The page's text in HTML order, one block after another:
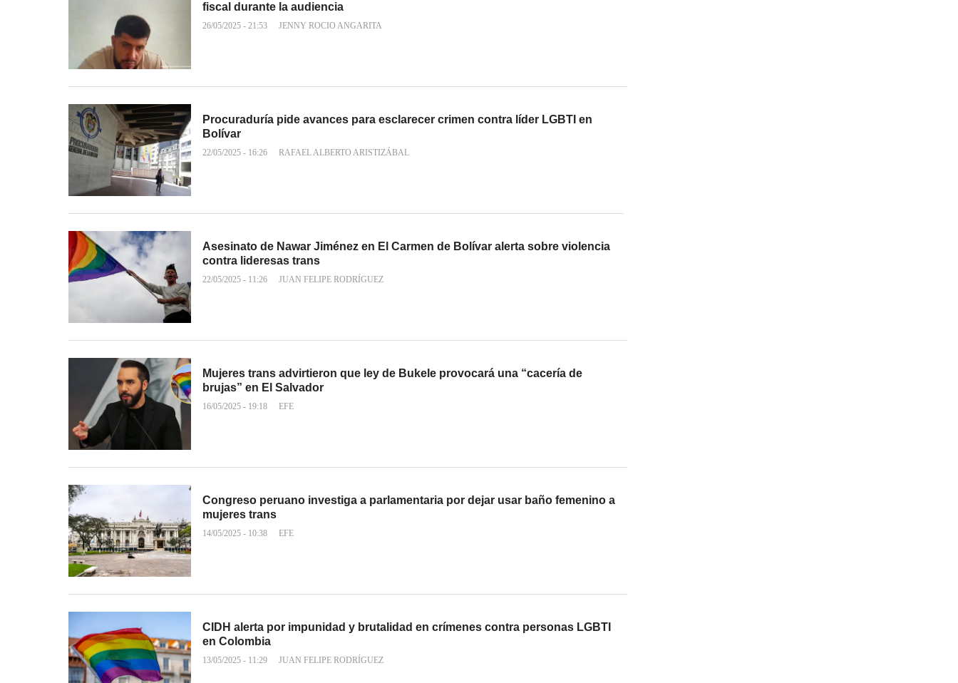
fiscal durante la audiencia
26/05/2025 - 21:53 JENNY ROCIO ANGARITA
Procuraduría pide avances para esclarecer crimen contra líder LGBTI en
Bolívar
22/05/2025 - 16:26 RAFAEL ALBERTO ARISTIZÁBAL
Asesinato de Nawar Jiménez en El Carmen de Bolívar alerta sobre violencia
contra lideresas trans
22/05/2025 - 11:26 JUAN FELIPE RODRÍGUEZ
Mujeres trans advirtieron que ley de Bukele provocará una “cacería de
brujas” en El Salvador
16/05/2025 - 19:18 EFE
Congreso peruano investiga a parlamentaria por dejar usar baño femenino a
mujeres trans
14/05/2025 - 10:38 EFE
CIDH alerta por impunidad y brutalidad en crímenes contra personas LGBTI
en Colombia
13/05/2025 - 11:29 JUAN FELIPE RODRÍGUEZ